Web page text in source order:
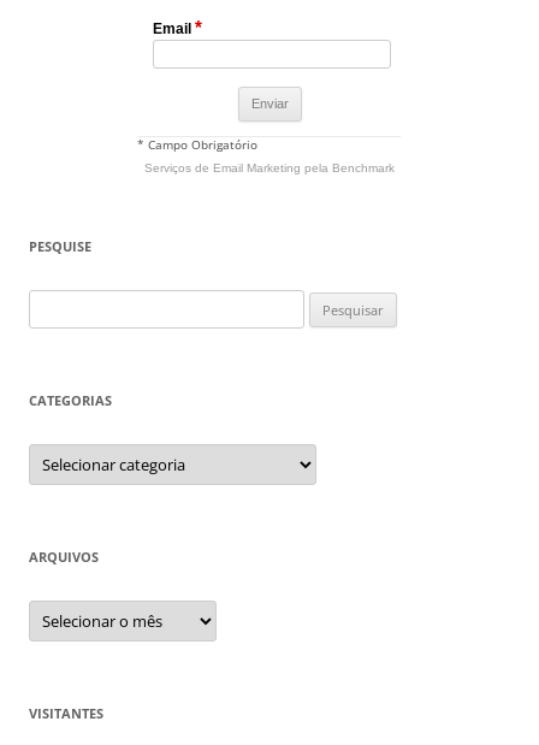
Email *
* Campo Obrigatório
Serviços de Email Marketing pela Benchmark
PESQUISE
por:
CATEGORIAS
Categorias
ARQUIVOS
Arquivos
VISITANTES